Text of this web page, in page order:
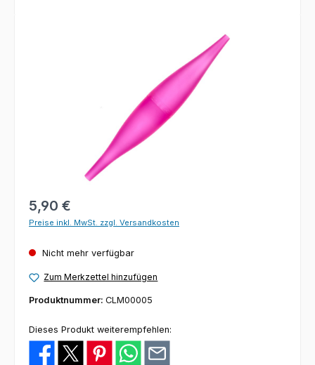
Regulärer Preis:
5,90 €
Preise inkl. MwSt. zzgl. Versandkosten
Nicht mehr verfügbar
Zum Merkzettel hinzufügen
Produktnummer: CLM00005
Dieses Produkt weiterempfehlen: